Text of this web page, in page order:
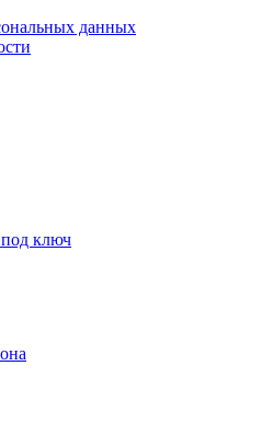
данных
ключ